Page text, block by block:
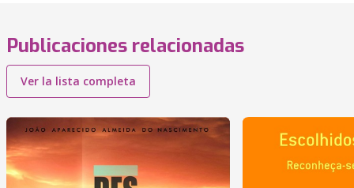
Publicaciones relacionadas
Ver la lista completa